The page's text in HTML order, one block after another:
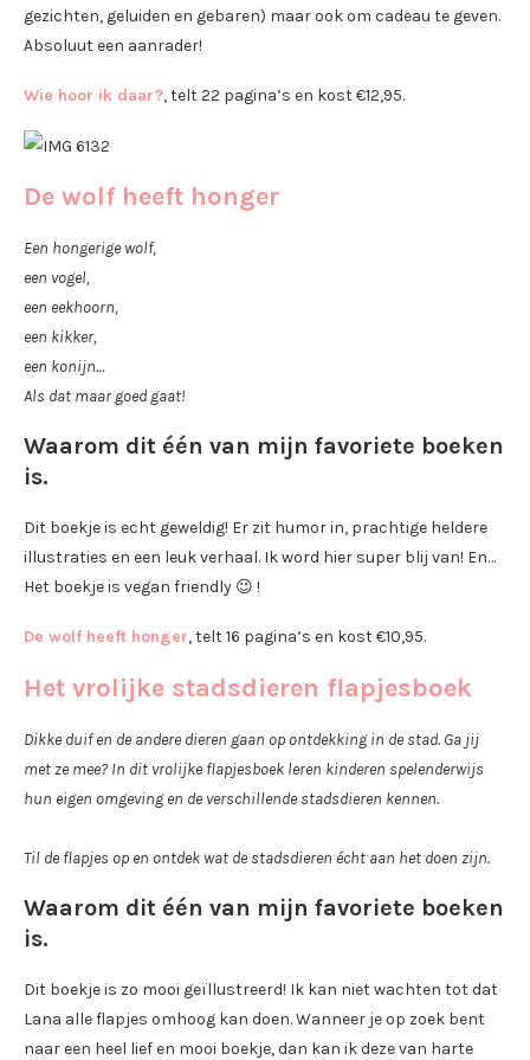
gezichten, geluiden en gebaren) maar ook om cadeau te geven.
Absoluut een aanrader!
Wie hoor ik daar?, telt 22 pagina’s en kost €12,95.
De wolf heeft honger
Een hongerige wolf,
een vogel,
een eekhoorn,
een kikker,
een konijn…
Als dat maar goed gaat!
Waarom dit één van mijn favoriete boeken
is.
Dit boekje is echt geweldig! Er zit humor in, prachtige heldere
illustraties en een leuk verhaal. Ik word hier super blij van! En…
Het boekje is vegan friendly 😉 !
De wolf heeft honger, telt 16 pagina’s en kost €10,95.
Het vrolijke stadsdieren flapjesboek
Dikke duif en de andere dieren gaan op ontdekking in de stad. Ga jij
met ze mee? In dit vrolijke flapjesboek leren kinderen spelenderwijs
hun eigen omgeving en de verschillende stadsdieren kennen.
Til de flapjes op en ontdek wat de stadsdieren écht aan het doen zijn.
Waarom dit één van mijn favoriete boeken
is.
Dit boekje is zo mooi geïllustreerd! Ik kan niet wachten tot dat
Lana alle flapjes omhoog kan doen. Wanneer je op zoek bent
naar een heel lief en mooi boekje, dan kan ik deze van harte